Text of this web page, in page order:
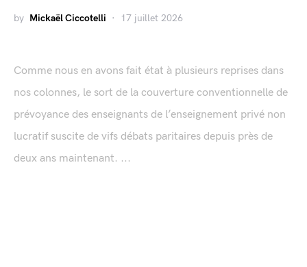
by Mickaël Ciccotelli 17 juillet 2026
Comme nous en avons fait état à plusieurs reprises dans
nos colonnes, le sort de la couverture conventionnelle de
prévoyance des enseignants de l’enseignement privé non
lucratif suscite de vifs débats paritaires depuis près de
deux ans maintenant. ...